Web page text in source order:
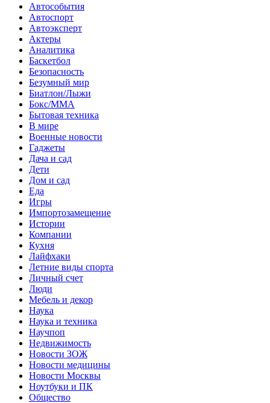
Автособытия
Автоспорт
Автоэксперт
Актеры
Аналитика
Баскетбол
Безопасность
Безумный мир
Биатлон/Лыжи
Бокс/MMA
Бытовая техника
В мире
Военные новости
Гаджеты
Дача и сад
Дети
Дом и сад
Еда
Игры
Импортозамещение
Истории
Компании
Кухня
Лайфхаки
Летние виды спорта
Личный счет
Люди
Мебель и декор
Наука
Наука и техника
Научпоп
Недвижимость
Новости ЗОЖ
Новости медицины
Новости Москвы
Ноутбуки и ПК
Общество